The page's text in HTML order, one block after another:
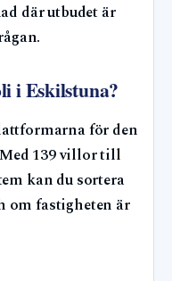
där utbudet är
i Eskilstuna?
för den
139 villor till
kan du sortera
om fastigheten är